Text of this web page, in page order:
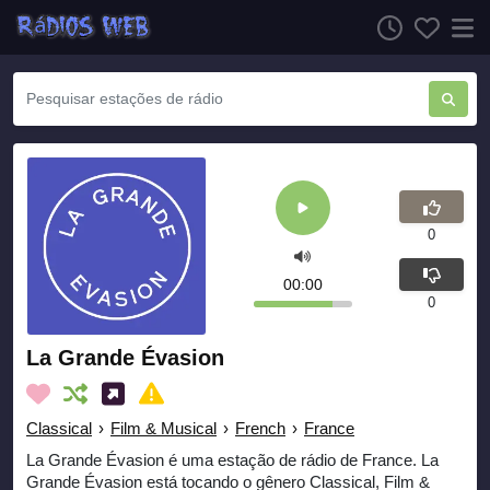
La Grande Évasion
Classical › Film & Musical › French › France
La Grande Évasion é uma estação de rádio de France. La
Grande Évasion está tocando o gênero Classical, Film &
00:00
0
0